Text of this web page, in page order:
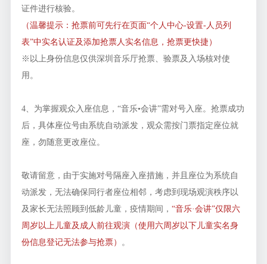
证件进行核验。
（温馨提示：抢票前可先行在页面“个人中心-设置-人员列
表”中实名认证及添加抢票人实名信息，抢票更快捷）
※以上身份信息仅供深圳音乐厅抢票、验票及入场核对使
用。
4、为掌握观众入座信息，“音乐•会讲”需对号入座。抢票成功
后，具体座位号由系统自动派发，观众需按门票指定座位就
座，勿随意更改座位。
敬请留意，由于实施对号隔座入座措施，并且座位为系统自
动派发，无法确保同行者座位相邻，考虑到现场观演秩序以
及家长无法照顾到低龄儿童，疫情期间， “音乐·会讲”仅限六
周岁以上儿童及成人前往观演（使用六周岁以下儿童实名身
份信息登记无法参与抢票） 。